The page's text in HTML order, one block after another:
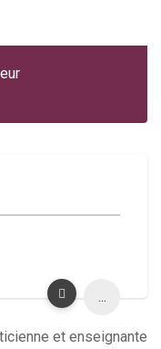
...
et enseignante